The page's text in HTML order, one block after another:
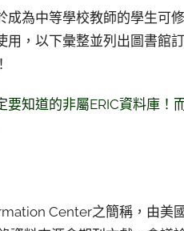
為中等學校教師的學生可
，以下彙整並列出圖書館
要知道的非屬ERIC資料庫
Center之簡稱，由美